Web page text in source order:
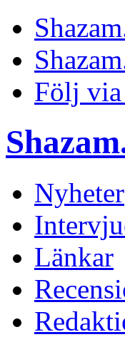
Följ via
Nyheter
Länkar